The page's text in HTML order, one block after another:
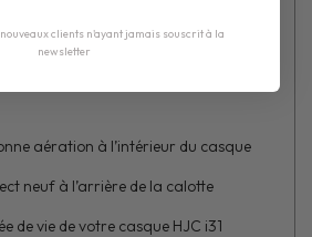
aération à l’intérieur du casque
neuf à l’arrière de la calotte
de vie de votre casque HJC i31
clients n'ayant jamais souscrit à la
newsletter